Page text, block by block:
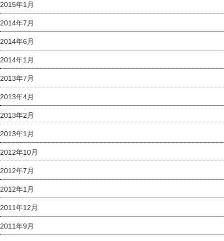
2015年1月
2014年7月
2014年6月
2014年1月
2013年7月
2013年4月
2013年2月
2013年1月
2012年10月
2012年7月
2012年1月
2011年12月
2011年9月